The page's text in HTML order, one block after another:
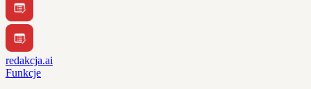
redakcja.ai
Funkcje